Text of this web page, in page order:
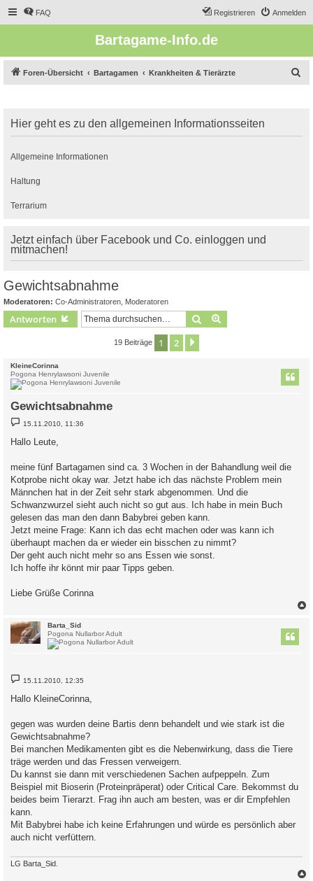
FAQ Anmelden
Registrieren
Bartagame-Info.de
Foren-Übersicht Bartagamen Krankheiten & Tierärzte
e
Hier geht es zu den allgemeinen Informationsseiten
Allgemeine Informationen
Haltung
Terrarium
Jetzt einfach über Facebook und Co. einloggen und
mitmachen!
Gewichtsabnahme
Moderatoren: Co-Administratoren Moderatoren
Antworten Suche
19 Beiträge 1 2
KleineCorinna
Pogona Henrylawsoni Juvenile
Gewichtsabnahme
B
e
i
t
a
g
15.11.2010, 11:36
Hallo Leute,
meine fünf Bartagamen sind ca. 3 Wochen in der Bahandlung weil die
Kotprobe nicht okay war. Jetzt habe ich das nächste Problem mein
Männchen hat in der Zeit sehr stark abgenommen. Und die
Schwanzwurzel sieht auch nicht so gut aus. Ich habe in mein Buch
gelesen das man den dann Babybrei geben kann.
Jetzt meine Frage: Kann ich das echt machen oder was kann ich
überhaupt machen da er wieder ein bisschen zu nimmt?
Der geht auch nicht mehr so ans Essen wie sonst.
Ich hoffe ihr könnt mir paar Tipps geben.
Liebe Grüße Corinna
Barta_Sid
Pogona Nullarbor Adult
B
e
i
t
g
15.11.2010, 12:35
Hallo KleineCorinna,
gegen was wurden deine Bartis denn behandelt und wie stark ist die
Gewichtsabnahme?
Bei manchen Medikamenten gibt es die Nebenwirkung, dass die Tiere
träge werden und das Fressen verweigern.
Du kannst sie dann mit verschiedenen Sachen aufpeppeln. Zum
Beispiel mit Bioserin (Proteinpräperat) oder Critical Care. Bekommst du
beides beim Tierarzt. Frag ihn auch am besten, was er dir Empfehlen
kann.
Mit Babybrei habe ich keine Erfahrungen und würde es persönlich aber
auch nicht verfüttern.
LG Barta_Sid.